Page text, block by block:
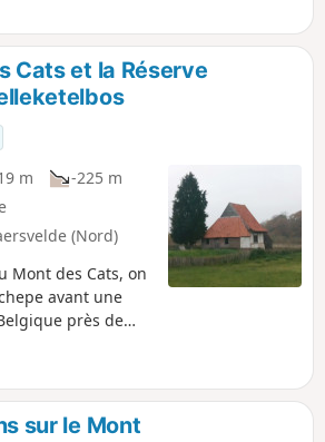
de la balade..
les chemins
Cats et la Réserve
m
-225 m
(Nord)
Mont des Cats, on
avant une
près de
naturelle du
plaisir de salir ses
sur le Mont